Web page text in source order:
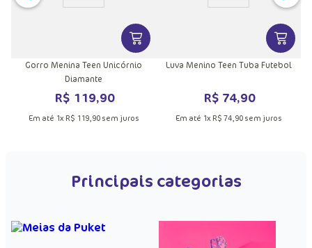
VER MAIS INFORMAÇÕES DO
Gorro Menina Teen Unicórnio
Diamante
R$ 119,90
Em até 1x R$ 119,90sem juros
VER
Luva Menino Teen Tuba Futebol
R$ 74,90
Em até 1x R$ 74,90sem juros
Principais categorias